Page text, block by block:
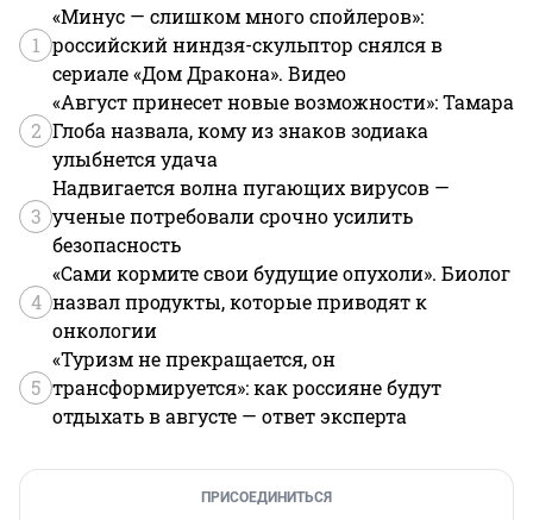
1
«Минус — слишком много спойлеров»:
российский ниндзя-скульптор снялся в
сериале «Дом Дракона». Видео
2
«Август принесет новые возможности»: Тамара
Глоба назвала, кому из знаков зодиака
улыбнется удача
3
Надвигается волна пугающих вирусов —
ученые потребовали срочно усилить
безопасность
4
«Сами кормите свои будущие опухоли». Биолог
назвал продукты, которые приводят к
онкологии
5
«Туризм не прекращается, он
трансформируется»: как россияне будут
отдыхать в августе — ответ эксперта
ПРИСОЕДИНИТЬСЯ